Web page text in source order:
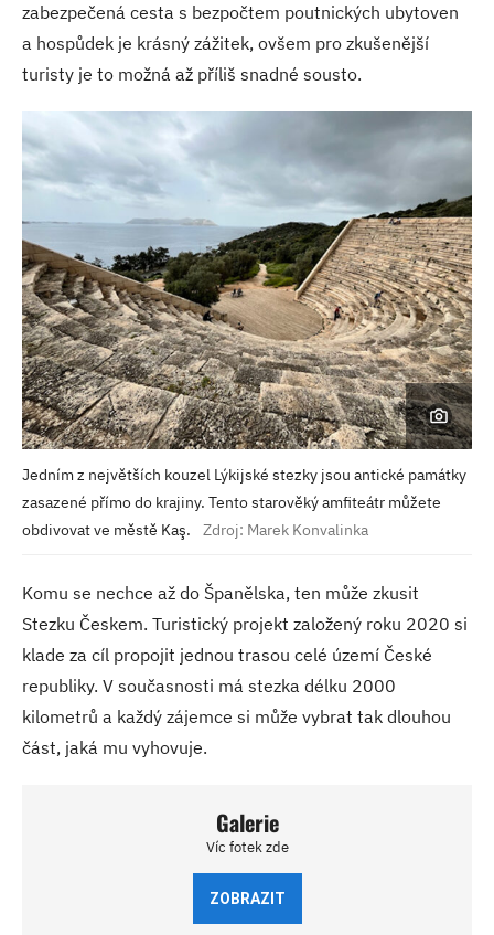
zabezpečená cesta s bezpočtem poutnických ubytoven
a hospůdek je krásný zážitek, ovšem pro zkušenější
turisty je to možná až příliš snadné sousto.
Jedním z největších kouzel Lýkijské stezky jsou antické památky
zasazené přímo do krajiny. Tento starověký amfiteátr můžete
obdivovat ve městě Kaş.
Zdroj: Marek Konvalinka
Komu se nechce až do Španělska, ten může zkusit
Stezku Českem. Turistický projekt založený roku 2020 si
klade za cíl propojit jednou trasou celé území České
republiky. V současnosti má stezka délku 2000
kilometrů a každý zájemce si může vybrat tak dlouhou
část, jaká mu vyhovuje.
Galerie
Víc fotek zde
ZOBRAZIT